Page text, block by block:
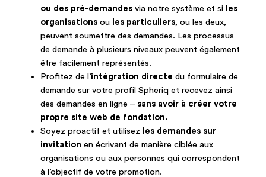
ou des pré-demandes via notre système et si les
organisations ou les particuliers, ou les deux,
peuvent soumettre des demandes. Les processus
de demande à plusieurs niveaux peuvent également
être facilement représentés.
Profitez de l’intégration directe du formulaire de
demande sur votre profil Spheriq et recevez ainsi
des demandes en ligne – sans avoir à créer votre
propre site web de fondation.
Soyez proactif et utilisez
les demandes sur
invitation en écrivant de manière ciblée aux
organisations ou aux personnes qui correspondent
à l’objectif de votre promotion.